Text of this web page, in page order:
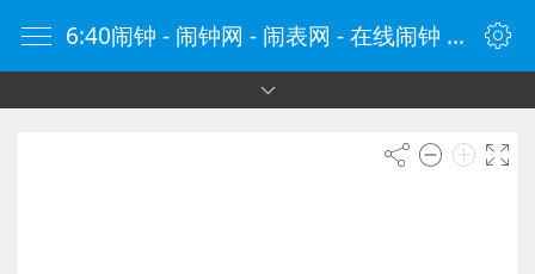
6:40闹钟 - 闹钟网 - 闹表网 - 在线闹钟 - 时钟网